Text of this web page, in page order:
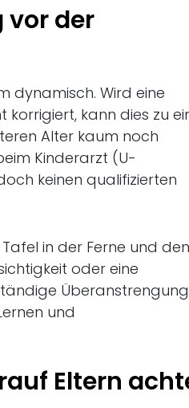
vor der
dynamisch. Wird eine
korrigiert, kann dies zu
Alter kaum noch
Kinderarzt (U-
keinen qualifizierten
in der Ferne und
oder eine
Überanstrengung
und
Eltern